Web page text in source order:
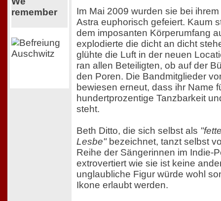
remember
Im Mai 2009 wurden sie bei
Astra euphorisch gefeiert. Kaum
dem imposanten Körperumfang
explodierte die dicht an dicht
glühte die Luft in der neuen
ran allen Beteiligten, ob auf der
den Poren. Die Bandmitglieder
bewiesen erneut, dass ihr Name
hundertprozentige Tanzbarkeit
steht.
Beth Ditto, die sich selbst als
Lesbe"bezeichnet, tanzt selbst
Reihe der Sängerinnen im Indie-
extrovertiert wie sie ist keine
unglaubliche Figur würde wohl
Ikone erlaubt werden.